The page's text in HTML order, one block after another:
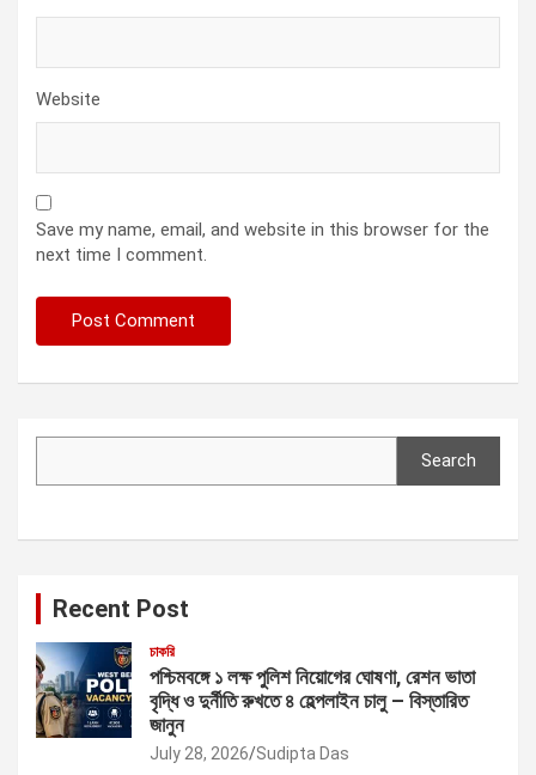
Website
Save my name, email, and website in this browser for the
next time I comment.
Search
Recent Post
চাকরি
পশ্চিমবঙ্গে ১ লক্ষ পুলিশ নিয়োগের ঘোষণা, রেশন ভাতা
বৃদ্ধি ও দুর্নীতি রুখতে ৪ হেল্পলাইন চালু – বিস্তারিত
জানুন
July 28, 2026 Sudipta Das